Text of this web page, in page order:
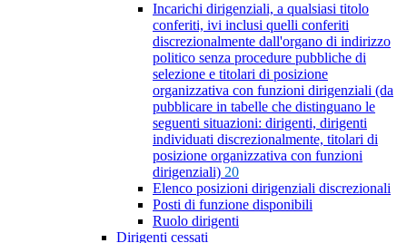
Incarichi dirigenziali, a qualsiasi titolo
conferiti, ivi inclusi quelli conferiti
discrezionalmente dall'organo di indirizzo
politico senza procedure pubbliche di
selezione e titolari di posizione
organizzativa con funzioni dirigenziali (da
pubblicare in tabelle che distinguano le
seguenti situazioni: dirigenti, dirigenti
individuati discrezionalmente, titolari di
posizione organizzativa con funzioni
dirigenziali) 20
Elenco posizioni dirigenziali discrezionali
Posti di funzione disponibili
Ruolo dirigenti
Dirigenti cessati